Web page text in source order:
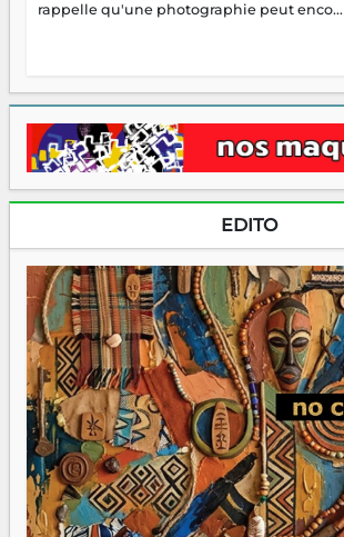
rappelle qu'une photographie peut enco...
EDITO